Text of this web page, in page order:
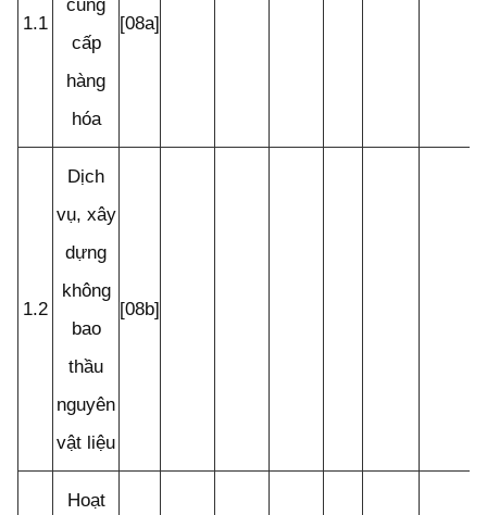
1.1
cung
cấp
hàng
hóa
[08a]
1.2
Dịch
vụ, xây
dựng
không
bao
thầu
nguyên
vật liệu
[08b]
Hoạt